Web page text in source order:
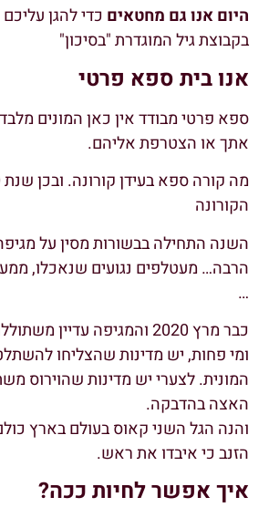
היום אנו גם מחטאים כדי להגן עליכם
בקבוצת גיל המוגדרת "בסיכון"
אנו בית ספא פרטי
ספא פרטי מבודד אין כאן המונים
אתך או הצטרפת אליהם.
הקורונה
השנה התחילה בבשורות מסין על
הרבה… מעטלפים נגועים שנאכלו,
…
כבר מרץ 2020 והמגיפה עדיין
ומי פחות, יש מדינות שהצליחו
המונית. לצערי יש מדינות שהוירוס
האצה בהדבקה.
והנה הגל השני קאוס בעולם בארץ
הזנב כי איבדו את ראש.
איך אפשר לחיות ככה?